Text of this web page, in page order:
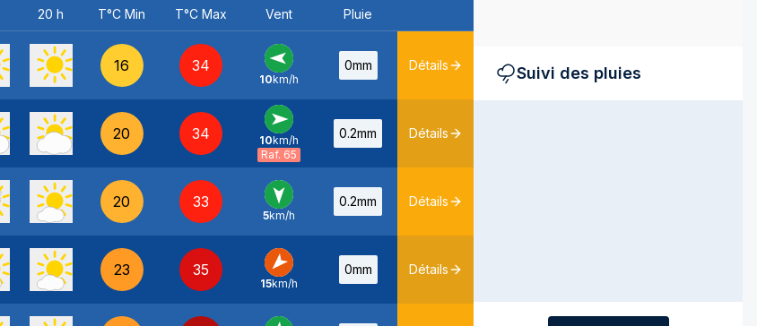
20 h T°C Min T°C Max Vent Pluie
16 34
E -
10km/h
0mm Détails
20 34
O -
10km/h
Raf. 65
0.2mm Détails
20 33
N -
5km/h
0.2mm Détails
23 35
NE -
15km/h
0mm Détails
Suivi des pluies